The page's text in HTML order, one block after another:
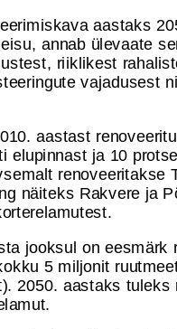
aastaks
annab ülevaate
riiklikest
vajadusest
aastast
elupinnast ja 10
renoveeritakse
näiteks Rakvere ja
jooksul on eesmärk
5 miljonit
2050. aastaks tuleks